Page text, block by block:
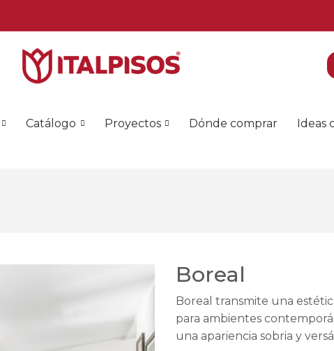
Catálogo Proyectos Dónde comprar Ideas
Boreal
Boreal transmite una
para ambientes
una apariencia sobria y